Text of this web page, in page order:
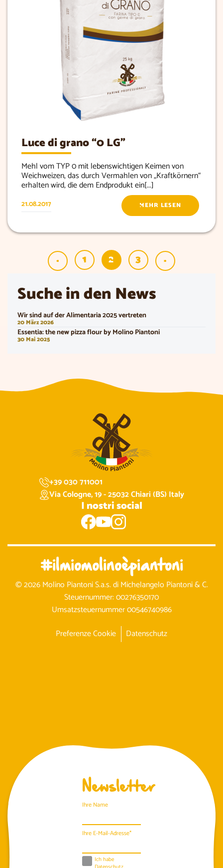
Luce di grano “0 LG”
Mehl vom TYP 0 mit lebenswichtigen Keimen von
Weichweizen, das durch Vermahlen von „Kraftkörnern“
erhalten wird, die dem Endprodukt ein[...]
21.08.2017 MEHR LESEN
« 1 2 3 »
Suche in den News
Wir sind auf der Alimentaria 2025 vertreten
20 März 2026
Essentia: the new pizza flour by Molino Piantoni
30 Mai 2025
+39 030 711001
Via Cologne, 19 - 25032 Chiari (BS) Italy
I nostri social
#ilmiomolinoèpiantoni
© 2026 Molino Piantoni S.a.s. di Michelangelo Piantoni & C.
Steuernummer: 00276350170
Umsatzsteuernummer 00546740986
Preferenze Cookie
Datenschutz
Newsletter
Ihre Name
Ihre E-Mail-Adresse*
Ich habe